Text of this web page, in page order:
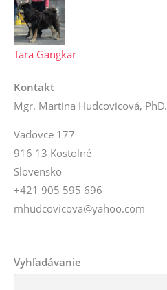
Tara Gangkar
Kontakt
Mgr. Martina Hudcovicová, PhD.
Vaďovce 177
916 13 Kostolné
Slovensko
+421 905 595 696
mhudcovicova@yahoo.com
Vyhľadávanie